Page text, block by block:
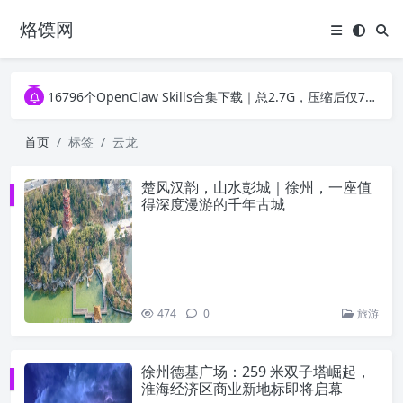
烙馍网
16796个OpenClaw Skills合集下载｜总2.7G，压缩后仅738M，覆盖全场景技能
16796个OpenClaw Skills合集下载｜总2.7G，压缩后仅738M，覆盖全场景技能
首页
标签 云龙
楚风汉韵，山水彭城｜徐州，一座值
得深度漫游的千年古城
474 0 旅游
徐州德基广场：259 米双子塔崛起，
淮海经济区商业新地标即将启幕